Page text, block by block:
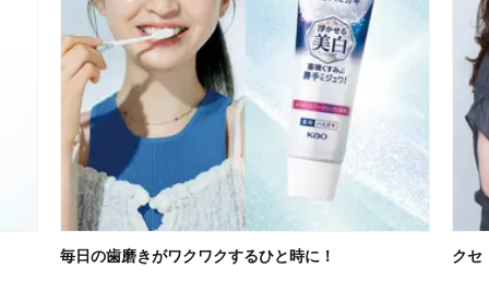
毎日の歯磨きがワクワクするひと時に！ クセ